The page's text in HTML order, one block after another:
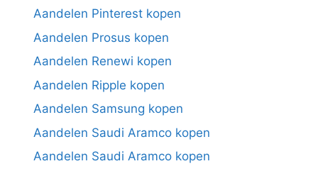
Aandelen Pinterest kopen
Aandelen Prosus kopen
Aandelen Renewi kopen
Aandelen Ripple kopen
Aandelen Samsung kopen
Aandelen Saudi Aramco kopen
Aandelen Saudi Aramco kopen